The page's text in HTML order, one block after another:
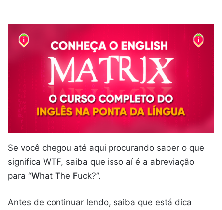
Se você chegou até aqui procurando saber o que
significa WTF, saiba que isso aí é a abreviação
para “What The Fuck?”.
Antes de continuar lendo, saiba que está dica